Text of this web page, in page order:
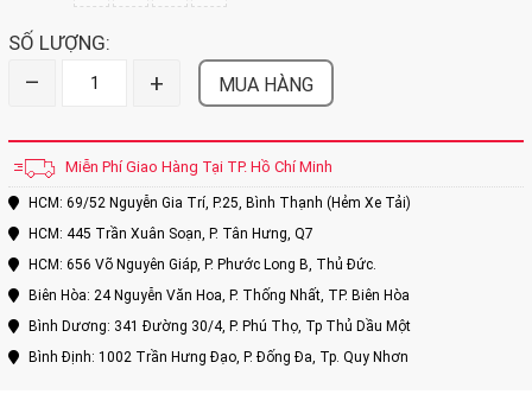
SỐ LƯỢNG:
– + MUA HÀNG
Miễn Phí Giao Hàng Tại TP. Hồ Chí Minh
HCM: 69/52 Nguyễn Gia Trí, P.25, Bình Thạnh (Hẻm Xe Tải)
HCM: 445 Trần Xuân Soạn, P. Tân Hưng, Q7
HCM: 656 Võ Nguyên Giáp, P. Phước Long B, Thủ Đức.
Biên Hòa: 24 Nguyễn Văn Hoa, P. Thống Nhất, TP. Biên Hòa
Bình Dương: 341 Đường 30/4, P. Phú Thọ, Tp Thủ Dầu Một
Bình Định: 1002 Trần Hưng Đạo, P. Đống Đa, Tp. Quy Nhơn